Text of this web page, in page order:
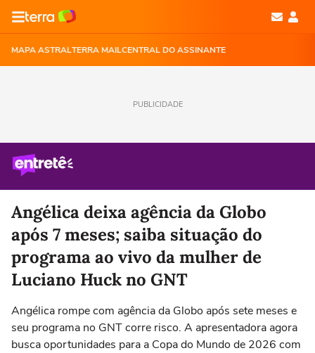
MAPA ASTRALTERRA MAILCENTRAL DO ASSINANTE
PUBLICIDADE
Angélica deixa agência da Globo
após 7 meses; saiba situação do
programa ao vivo da mulher de
Luciano Huck no GNT
Angélica rompe com agência da Globo após sete meses e
seu programa no GNT corre risco. A apresentadora agora
busca oportunidades para a Copa do Mundo de 2026 com